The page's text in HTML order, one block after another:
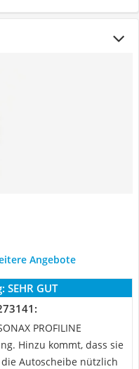
Angebote
SEHR GUT
PROFILINE
Hinzu kommt, dass sie
Autoscheibe nützlich